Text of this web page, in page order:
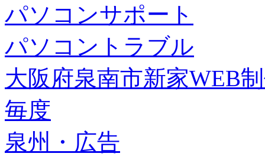
パソコンサポート
パソコントラブル
大阪府泉南市新家WEB
毎度
泉州・広告